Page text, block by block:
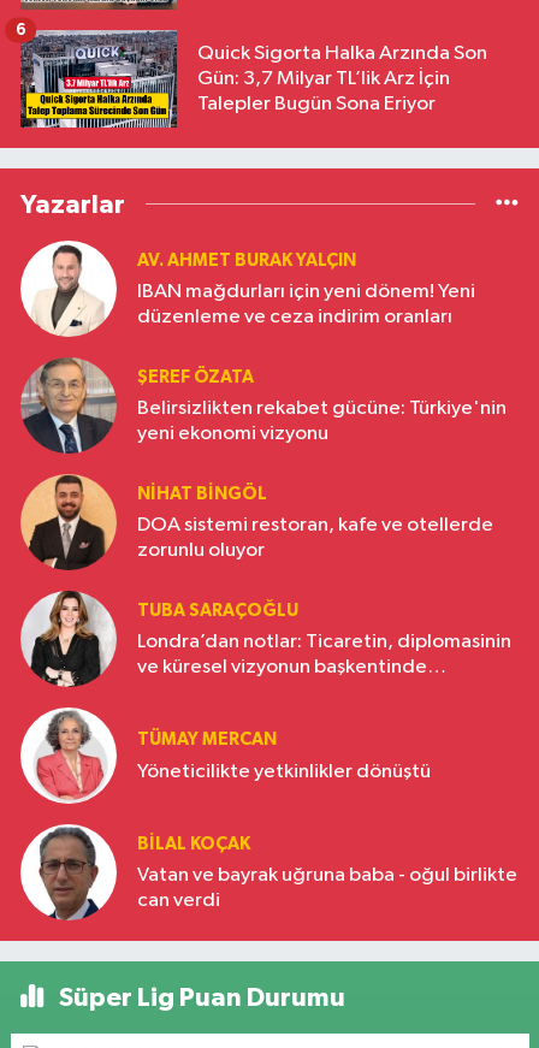
Quick Sigorta Halka Arzında Son
Gün: 3,7 Milyar TL’lik Arz İçin
Talepler Bugün Sona Eriyor
6
Yazarlar
AV. AHMET BURAK YALÇIN
IBAN mağdurları için yeni dönem! Yeni
düzenleme ve ceza indirim oranları
ŞEREF ÖZATA
Belirsizlikten rekabet gücüne: Türkiye'nin
yeni ekonomi vizyonu
NIHAT BINGÖL
DOA sistemi restoran, kafe ve otellerde
zorunlu oluyor
TUBA SARAÇOĞLU
Londra’dan notlar: Ticaretin, diplomasinin
ve küresel vizyonun başkentinde
TÜMAY MERCAN
Yöneticilikte yetkinlikler dönüştü
BILAL KOÇAK
Vatan ve bayrak uğruna baba - oğul birlikte
can verdi
Süper Lig Puan Durumu